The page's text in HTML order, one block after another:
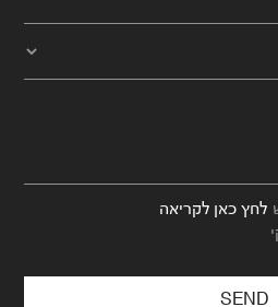
לחץ כאן לקריאה